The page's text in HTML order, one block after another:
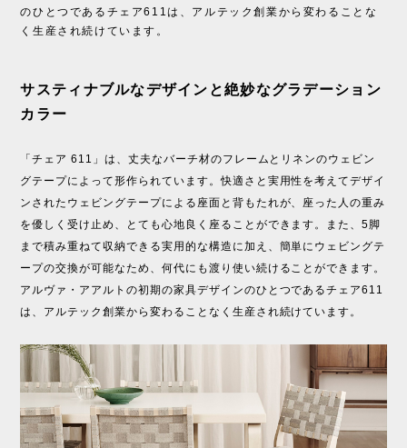
のひとつであるチェア611は、アルテック創業から変わることな
く生産され続けています。
サスティナブルなデザインと絶妙なグラデーション
カラー
「チェア 611」は、丈夫なバーチ材のフレームとリネンのウェビン
グテープによって形作られています。快適さと実用性を考えてデザイ
ンされたウェビングテープによる座面と背もたれが、座った人の重み
を優しく受け止め、とても心地良く座ることができます。また、5脚
まで積み重ねて収納できる実用的な構造に加え、簡単にウェビングテ
ープの交換が可能なため、何代にも渡り使い続けることができます。
アルヴァ・アアルトの初期の家具デザインのひとつであるチェア611
は、アルテック創業から変わることなく生産され続けています。